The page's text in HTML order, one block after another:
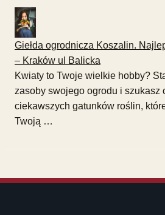
Giełda ogrodnicza Koszalin.
– Kraków ul Balicka
Kwiaty to Twoje wielkie hobby?
zasoby swojego ogrodu i szukasz
ciekawszych gatunków roślin,
Twoją …